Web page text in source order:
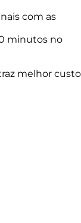
com as
minutos no
melhor custo